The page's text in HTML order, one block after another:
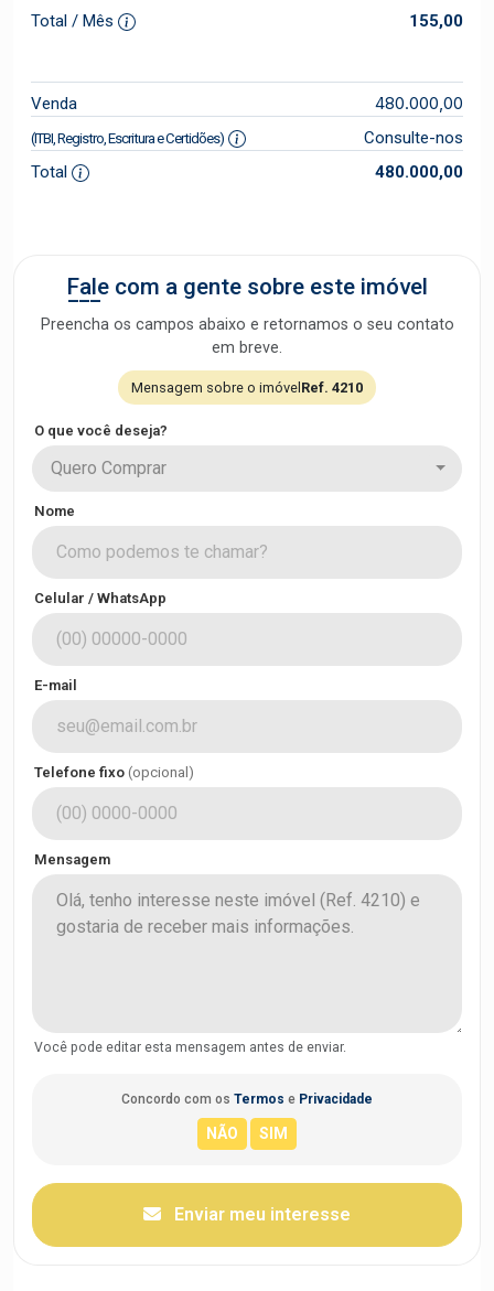
Total / Mês 155,00
Venda 480.000,00
(ITBI, Registro, Escritura e Certidões)
Consulte-nos
Total
480.000,00
Fale com a gente sobre este imóvel
Preencha os campos abaixo e retornamos o seu contato
em breve.
Mensagem sobre o imóvel Ref. 4210
O que você deseja?
Quero Comprar
Nome
Celular / WhatsApp
E-mail
Telefone fixo (opcional)
Mensagem
Você pode editar esta mensagem antes de enviar.
Concordo com os Termos e Privacidade
Enviar meu interesse